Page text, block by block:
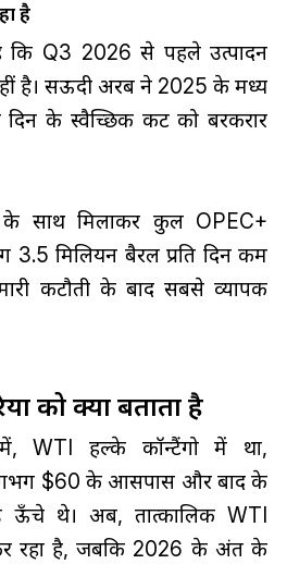
है
कि Q3 2026 से पहले उत्पादन
है। सऊदी अरब ने 2025 के मध्य
दिन के स्वैच्छिक कट को बरकरार
के साथ मिलाकर कुल OPEC+
3.5 मिलियन बैरल प्रति दिन कम
कटौती के बाद सबसे व्यापक
को क्या बताता है
WTI हल्के कॉन्टैंगो में था,
$60 के आसपास और बाद के
ऊँचे थे। अब, तात्कालिक WTI
रहा है, जबकि 2026 के अंत के